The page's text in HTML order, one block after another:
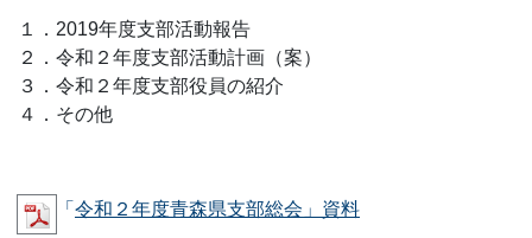
１．2019年度支部活動報告
２．令和２年度支部活動計画（案）
３．令和２年度支部役員の紹介
４．その他
「 令和２年度青森県支部総会」資料